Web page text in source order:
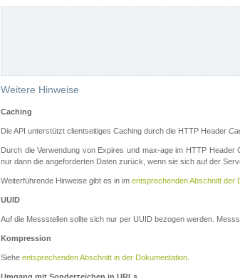
Weitere Hinweise
Caching
Die API unterstützt clientseitiges Caching durch die HTTP Header
Durch die Verwendung von Expires und max-age im HTTP
nur dann die angeforderten Daten zurück, wenn sie sich auf der
Weiterführende Hinweise gibt es in im entsprechenden Abschnitt der
UUID
Auf die Messstellen sollte sich nur per UUID bezogen werden.
Kompression
Siehe entsprechenden Abschnitt in der Dokumentation.